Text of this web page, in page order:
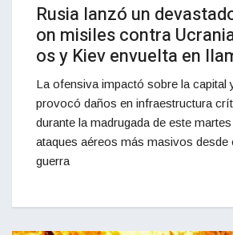
Rusia lanzó un
on misiles contra
os y Kiev envuelta en
La ofensiva impactó sobre la capital
provocó daños en infraestructura
durante la madrugada de este
ataques aéreos más masivos desde
guerra